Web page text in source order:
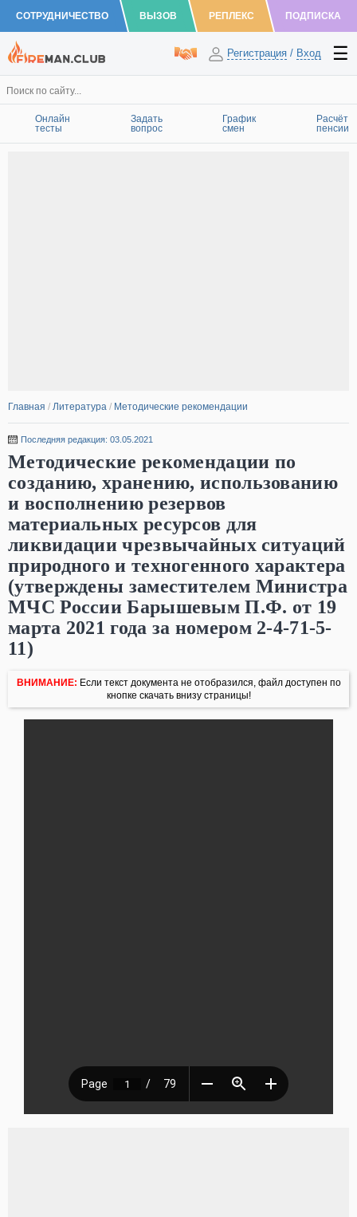
СОТРУДНИЧЕСТВО ВЫЗОВ РЕПЛЕКС ПОДПИСКА
Регистрация / Вход
Онлайн
тесты
Задать
вопрос
График
смен
Расчёт
пенсии
Главная / Литература / Методические рекомендации
Последняя редакция: 03.05.2021
Методические рекомендации по
созданию, хранению, использованию
и восполнению резервов
материальных ресурсов для
ликвидации чрезвычайных ситуаций
природного и техногенного характера
(утверждены заместителем Министра
МЧС России Барышевым П.Ф. от 19
марта 2021 года за номером 2-4-71-5-
11)
ВНИМАНИЕ: Если текст документа не отобразился, файл доступен по
кнопке скачать внизу страницы!